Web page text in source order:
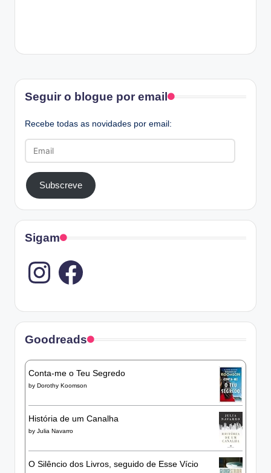
Seguir o blogue por email
Recebe todas as novidades por email:
Subscreve
Sigam
Instagram
Goodreads
Conta-me o Teu Segredo
by Dorothy Koomson
História de um Canalha
by Julia Navarro
O Silêncio dos Livros, seguido de Esse Vício